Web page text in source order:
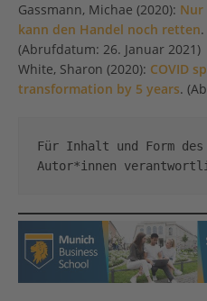
Gassmann, Michae (2020): Nur
kann den Handel noch retten
(Abrufdatum: 26. Januar 2021)
White, Sharon (2020): COVID
transformation by 5 years.
Für Inhalt und Form
Autor*innen